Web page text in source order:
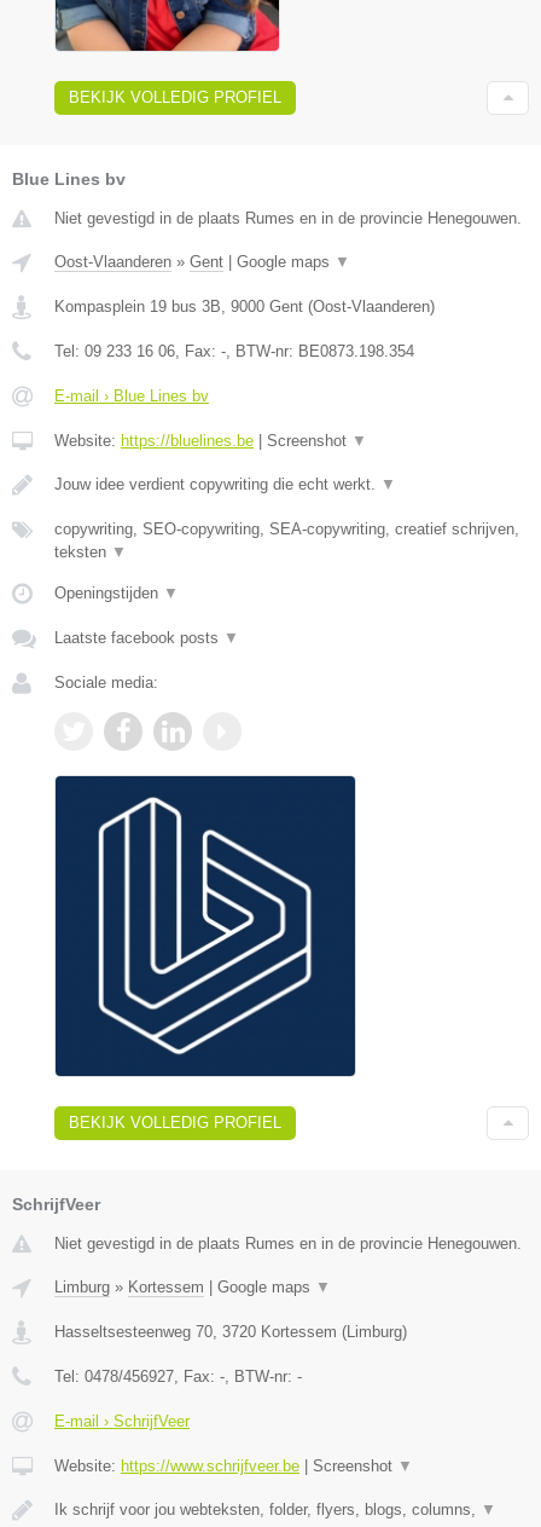
BEKIJK VOLLEDIG PROFIEL
Blue Lines bv
Niet gevestigd in de plaats Rumes en in de provincie Henegouwen.
Oost-Vlaanderen » Gent Google maps ▼
Kompasplein 19 bus 3B, 9000 Gent (Oost-Vlaanderen)
Tel: 09 233 16 06, Fax: -, BTW-nr: BE0873.198.354
E-mail › Blue Lines bv
Website: https://bluelines.be Screenshot ▼
Jouw idee verdient copywriting die echt werkt. ▼
copywriting, SEO-copywriting, SEA-copywriting, creatief schrijven,
teksten ▼
Openingstijden ▼
Laatste facebook posts ▼
Sociale media:
BEKIJK VOLLEDIG PROFIEL
SchrijfVeer
Niet gevestigd in de plaats Rumes en in de provincie Henegouwen.
Limburg » Kortessem Google maps ▼
Hasseltsesteenweg 70, 3720 Kortessem (Limburg)
Tel: 0478/456927, Fax: -, BTW-nr: -
E-mail › SchrijfVeer
Website: https://www.schrijfveer.be Screenshot ▼
Ik schrijf voor jou webteksten, folder, flyers, blogs, columns, ▼